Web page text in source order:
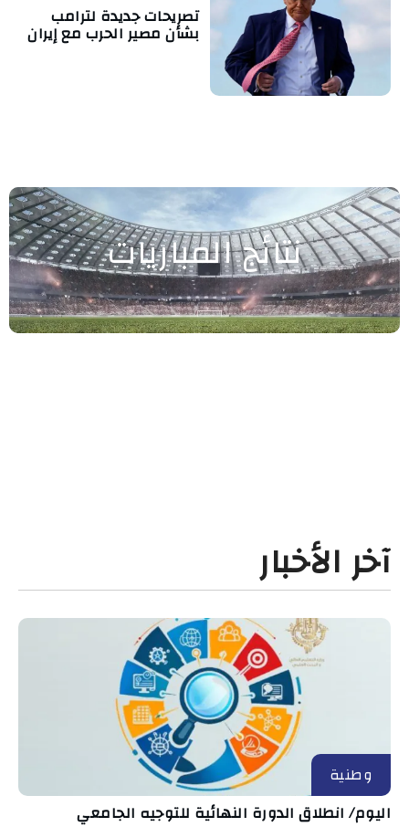
تصريحات جديدة لترامب
بشأن مصير الحرب مع إيران
نتائج المباريات
آخر الأخبار
وطنية
اليوم/ انطلاق الدورة النهائية للتوجيه الجامعي